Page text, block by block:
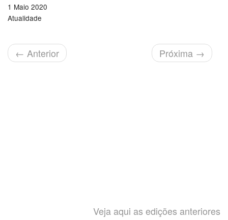
1 Maio 2020
Atualidade
← Anterior Próxima →
Veja aqui as edições anteriores